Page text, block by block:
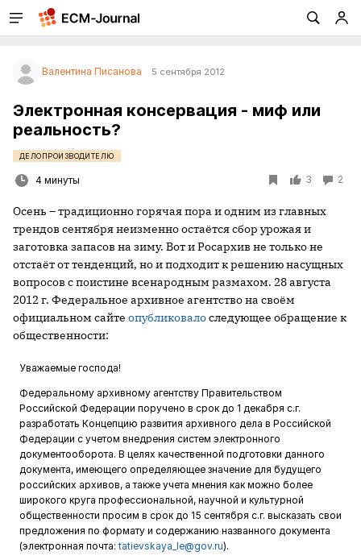
Валентина Писанова 5 сентября 2012
Электронная консервация - миф или
реальность?
ДЕЛОПРОИЗВОДИТЕЛЮ
4 минуты 3 2
Осень – традиционно горячая пора и одним из главных
трендов сентября неизменно остаётся сбор урожая и
заготовка запасов на зиму. Вот и Росархив не только не
отстаёт от тенденций, но и подходит к решению насущных
вопросов с поистине всенародным размахом. 28 августа
2012 г. Федеральное архивное агентство на своём
официальном сайте опубликовалоследующее обращение к
общественности:
Уважаемые господа!
Федеральному архивному агентству Правительством
Российской Федерации поручено в срок до 1 декабря с.г.
разработать Концепцию развития архивного дела в Российской
Федерации с учетом внедрения систем электронного
документооборота. В целях качественной подготовки данного
документа, имеющего определяющее значение для будущего
российских архивов, а также учета мнения как можно более
широкого круга профессиональной, научной и культурной
общественности просим в срок до 15 сентября с.г. высказать свои
предложения по формату и содержанию названного документа
(электронная почта:tatievskaya_le@gov.ru).